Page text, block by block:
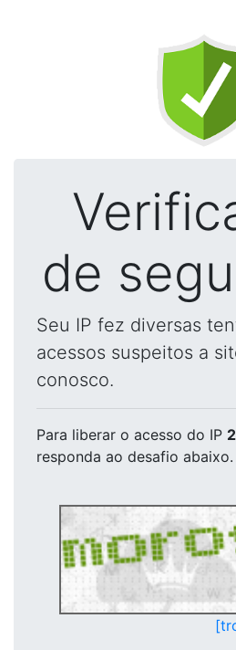
de
Seu IP fez diversas
acessos suspeitos a
conosco.
Para liberar o acesso do IP
responda ao desafio abaixo.